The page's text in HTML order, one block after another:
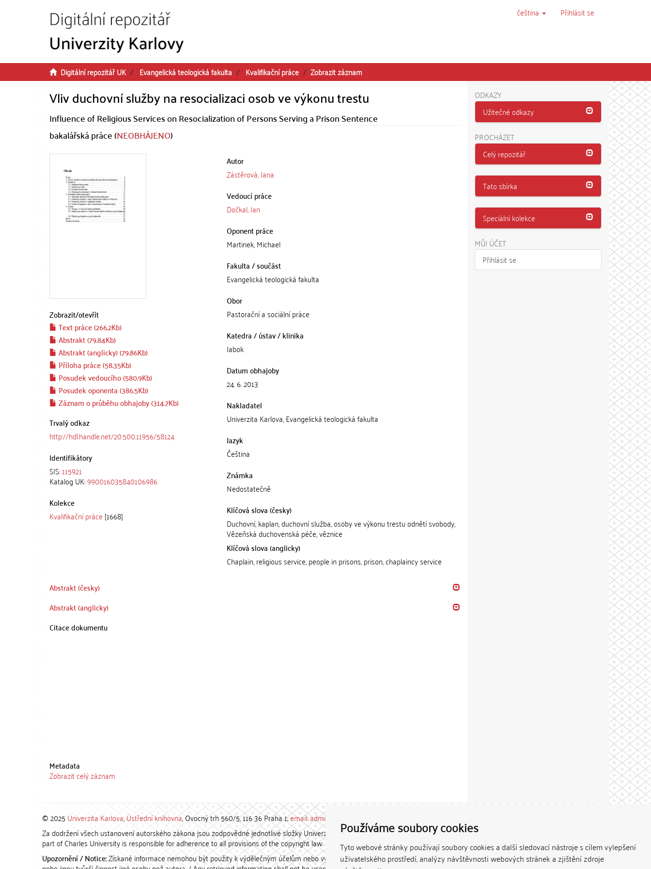
Používáme soubory cookies
Tyto webové stránky používají soubory cookies a další sledovací nástroje s cílem vylepšení
uživatelského prostředí, analýzy návštěvnosti webových stránek a zjištění zdroje
čeština Přihlásit se
Digitální repozitář UK Evangelická teologická fakulta Kvalifikační práce Zobrazit záznam
Vliv duchovní služby na resocializaci osob ve výkonu trestu
Influence of Religious Services on Resocialization of Persons Serving a Prison Sentence
bakalářská práce (NEOBHÁJENO)
Zobrazit/otevřít
Text práce (266.2Kb)
Abstrakt (79.84Kb)
Abstrakt (anglicky) (79.86Kb)
Příloha práce (58.35Kb)
Posudek vedoucího (580.9Kb)
Posudek oponenta (386.5Kb)
Záznam o průběhu obhajoby (314.7Kb)
Trvalý odkaz
http://hdl.handle.net/20.500.11956/58124
Identifikátory
SIS:115921
Katalog UK:990016035840106986
Kolekce
Kvalifikační práce [1668]
Autor
Zástěrová, Jana
Vedoucí práce
Dočkal, Jan
Oponent práce
Martinek, Michael
Fakulta / součást
Evangelická teologická fakulta
Obor
Pastorační a sociální práce
Katedra / ústav / klinika
Jabok
Datum obhajoby
24. 6. 2013
Nakladatel
Univerzita Karlova, Evangelická teologická fakulta
Jazyk
Čeština
Známka
Nedostatečně
Klíčová slova (česky)
Duchovní, kaplan, duchovní služba, osoby ve výkonu trestu odnětí svobody,
Vězeňská duchovenská péče, věznice
Klíčová slova (anglicky)
Chaplain, religious service, people in prisons, prison, chaplaincy service
Abstrakt (česky)
Abstrakt (anglicky)
Citace dokumentu
Metadata
Zobrazit celý záznam
ODKAZY
Užitečné odkazy
PROCHÁZET
Celý repozitář
Tato sbírka
Speciální kolekce
MŮJ ÚČET
Přihlásit se
© 2025 Univerzita Karlova,Ústřední knihovna, Ovocný trh 560/5, 116 36 Praha 1;email: admin-repozitar [at] cuni.cz
Za dodržení všech ustanovení autorského zákona jsou zodpovědné jednotlivé složky Univerzity Karlovy. / Each constituent
part of Charles University is responsible for adherence to all provisions of the copyright law.
Upozornění / Notice:Získané informace nemohou být použity k výdělečným účelům nebo vydávány za studijní, vědeckou